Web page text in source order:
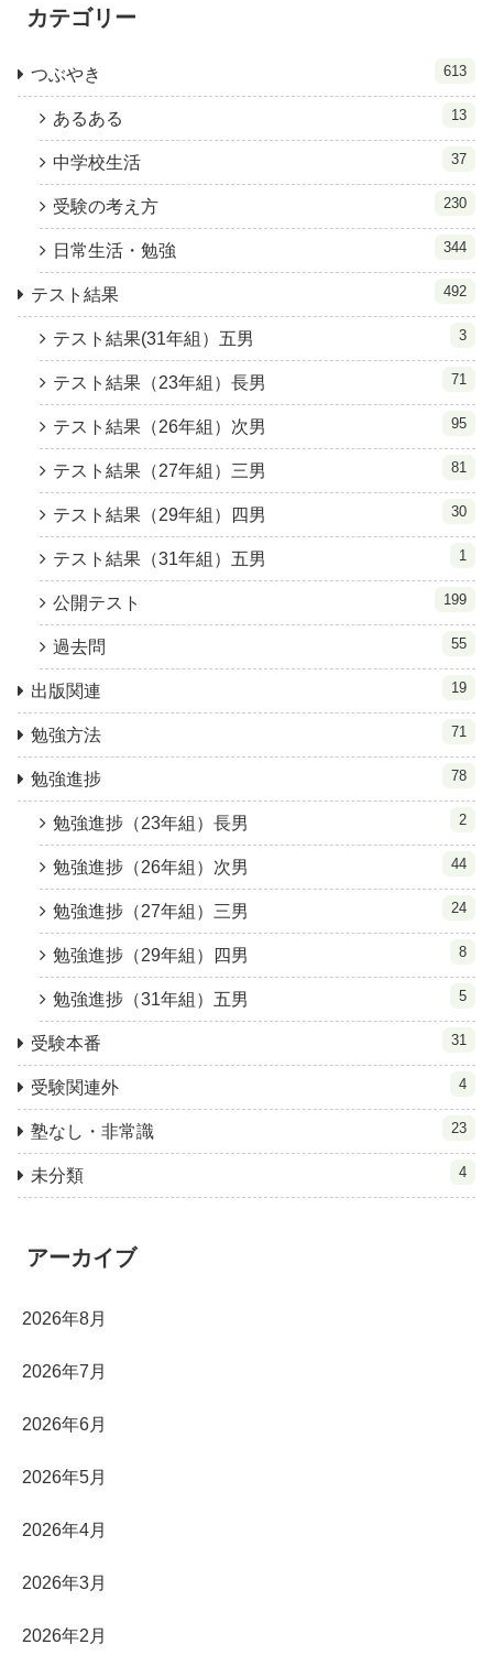
カテゴリー
つぶやき 613
あるある 13
中学校生活 37
受験の考え方 230
日常生活・勉強 344
テスト結果 492
テスト結果(31年組）五男 3
テスト結果（23年組）長男 71
テスト結果（26年組）次男 95
テスト結果（27年組）三男 81
テスト結果（29年組）四男 30
テスト結果（31年組）五男 1
公開テスト 199
過去問 55
出版関連 19
勉強方法 71
勉強進捗 78
勉強進捗（23年組）長男 2
勉強進捗（26年組）次男 44
勉強進捗（27年組）三男 24
勉強進捗（29年組）四男 8
勉強進捗（31年組）五男 5
受験本番 31
受験関連外 4
塾なし・非常識 23
未分類 4
アーカイブ
2026年8月
2026年7月
2026年6月
2026年5月
2026年4月
2026年3月
2026年2月